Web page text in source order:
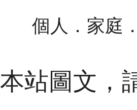
個人．家庭
站圖文，